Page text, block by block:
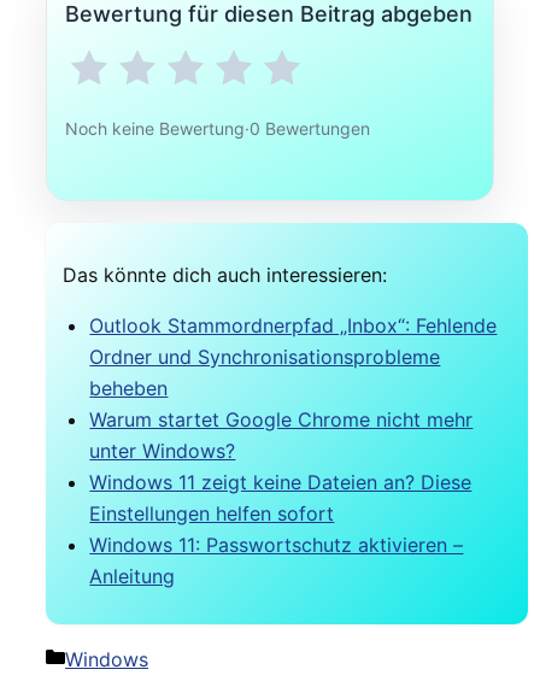
Bewertung für diesen Beitrag abgeben
Noch keine Bewertung·0 Bewertungen
Das könnte dich auch interessieren:
Outlook Stammordnerpfad „Inbox“: Fehlende
Ordner und Synchronisationsprobleme
beheben
Warum startet Google Chrome nicht mehr
unter Windows?
Windows 11 zeigt keine Dateien an? Diese
Einstellungen helfen sofort
Windows 11: Passwortschutz aktivieren –
Anleitung
Kategorien
Windows